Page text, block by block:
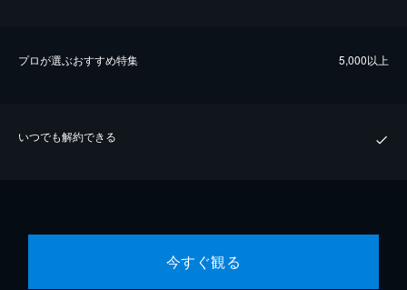
プロが選ぶおすすめ特集 5,000以上
いつでも解約できる
今すぐ観る